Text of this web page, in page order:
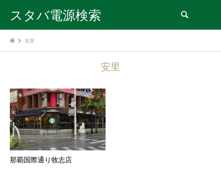
スタバ電源検索
安里
安里
那覇国際通り牧志店